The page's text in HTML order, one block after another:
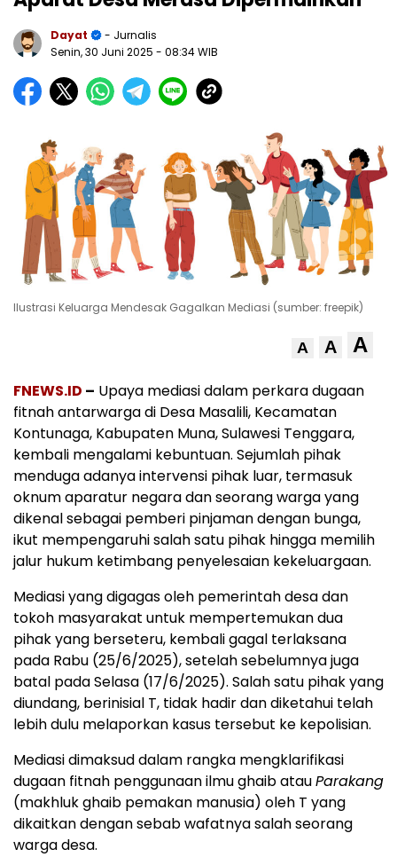
Dayat
- Jurnalis
Senin, 30 Juni 2025 - 08:34 WIB
Ilustrasi Keluarga Mendesak Gagalkan Mediasi (sumber: freepik)
A A A
FNEWS.ID – Upaya mediasi dalam perkara dugaan
fitnah antarwarga di Desa Masalili, Kecamatan
Kontunaga, Kabupaten Muna, Sulawesi Tenggara,
kembali mengalami kebuntuan. Sejumlah pihak
menduga adanya intervensi pihak luar, termasuk
oknum aparatur negara dan seorang warga yang
dikenal sebagai pemberi pinjaman dengan bunga,
ikut mempengaruhi salah satu pihak hingga memilih
jalur hukum ketimbang penyelesaian kekeluargaan.
Mediasi yang digagas oleh pemerintah desa dan
tokoh masyarakat untuk mempertemukan dua
pihak yang berseteru, kembali gagal terlaksana
pada Rabu (25/6/2025), setelah sebelumnya juga
batal pada Selasa (17/6/2025). Salah satu pihak yang
diundang, berinisial T, tidak hadir dan diketahui telah
lebih dulu melaporkan kasus tersebut ke kepolisian.
Mediasi dimaksud dalam rangka mengklarifikasi
dugaan fitnah penggunaan ilmu ghaib atauParakang
(makhluk ghaib pemakan manusia) oleh T yang
dikaitkan dengan sebab wafatnya salah seorang
warga desa.